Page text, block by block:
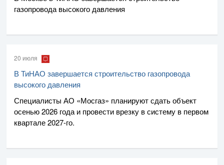
газопровода высокого давления
20 июля
В ТиНАО завершается строительство газопровода
высокого давления
Специалисты АО «Мосгаз» планируют сдать объект
осенью 2026 года и провести врезку в систему в первом
квартале2027-го.